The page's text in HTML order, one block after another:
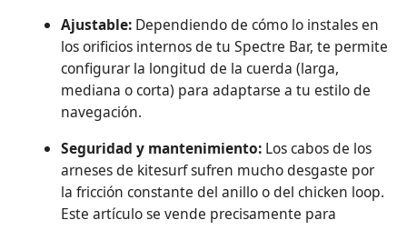
Ajustable:Dependiendo de cómo lo instales en
los orificios internos de tu Spectre Bar, te permite
configurar la longitud de la cuerda (larga,
mediana o corta) para adaptarse a tu estilo de
navegación.
Seguridad y mantenimiento:Los cabos de los
arneses de kitesurf sufren mucho desgaste por
la fricción constante del anillo o del chicken loop.
Este artículo se vende precisamente para